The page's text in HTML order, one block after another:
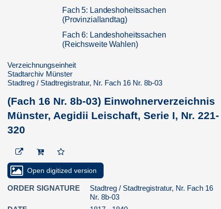
Fach 5: Landeshoheitssachen
(Provinziallandtag)
Fach 6: Landeshoheitssachen
(Reichsweite Wahlen)
(Preußische Wahlen zur 1. Kammer)
Fach 9: Landeshoheitssachen
Fach 10: Landeshoheitssachen
(Weitere Wahlen und Abstimmungen,
(Gerichtsorganisation)
Fach 12: Justizsachen (Prozesse)
Fach 14: Justizsachen, Prozesse
Verzeichnungseinheit
Stadtarchiv Münster
Stadtreg / Stadtregistratur, Nr. Fach 16 Nr. 8b-03
(Fach 16 Nr. 8b-03) Einwohnerverzeichnis
Münster, Aegidii Leischaft, Serie I, Nr. 221-
320
Open digitized version
ORDER SIGNATURE
Stadtreg / Stadtregistratur, Nr. Fach 16
Nr. 8b-03